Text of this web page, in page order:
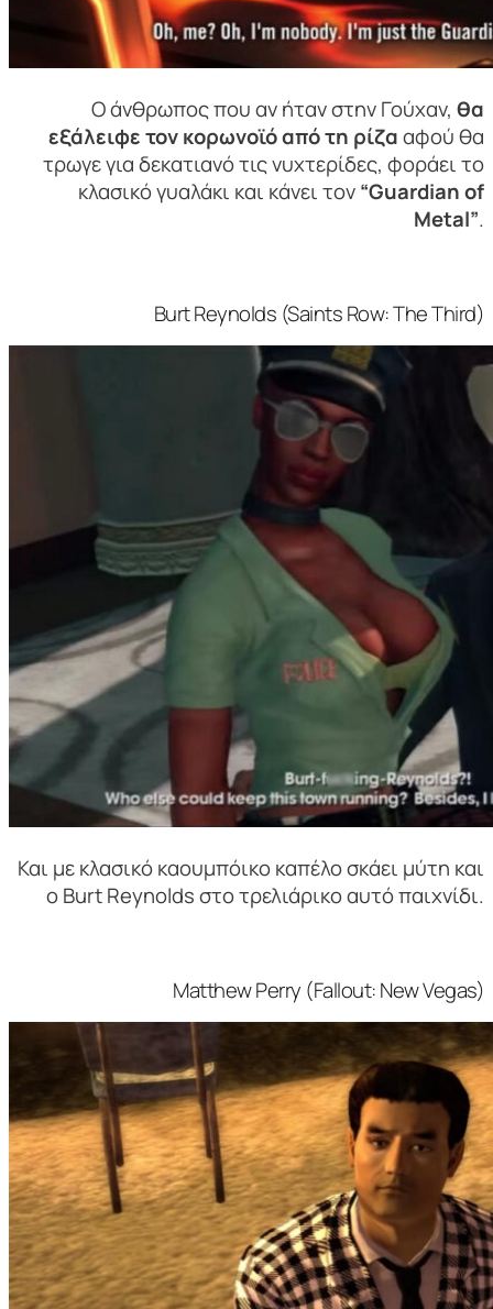
Ο άνθρωπος που αν ήταν στην Γούχαν, θα
εξάλειφε τον κορωνοϊό από τη ρίζααφού θα
τρωγε για δεκατιανό τις νυχτερίδες, φοράει το
κλασικό γυαλάκι και κάνει τον“Guardian of
Metal”.
Burt Reynolds (Saints Row: The Third)
Και με κλασικό καουμπόικο καπέλο σκάει μύτη και
ο Burt Reynolds στο τρελιάρικο αυτό παιχνίδι.
Matthew Perry (Fallout: New Vegas)